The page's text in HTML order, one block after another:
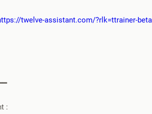
twelve-assistant.com/?rlk=ttrainer-beta
: